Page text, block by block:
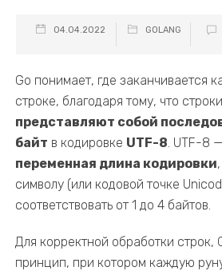
04.04.2022 GOLANG
Go понимает, где заканчивается
строке, благодаря тому, что
представляют собой
байт в кодировке UTF-8. UTF-8
переменная длина кодировки
символу (или кодовой точке
соответствовать от 1 до 4 байтов.
Для корректной обработки строк,
принцип, при котором каждую